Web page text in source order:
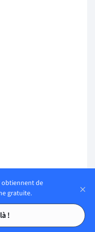
obtiennent de
gratuite.
!